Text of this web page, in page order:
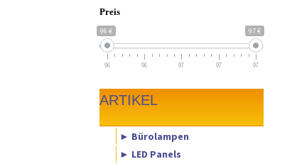
Preis
96 € 97 €
96 96 97 97 97
ARTIKEL
► Bürolampen
► LED Panels